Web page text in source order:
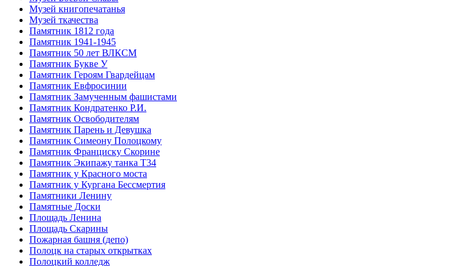
Музей книгопечатанья
Музей ткачества
Памятник 1812 года
Памятник 1941-1945
Памятник 50 лет ВЛКСМ
Памятник Букве У
Памятник Героям Гвардейцам
Памятник Евфросинии
Памятник Замученным фашистами
Памятник Кондратенко Р.И.
Памятник Освободителям
Памятник Парень и Девушка
Памятник Симеону Полоцкому
Памятник Франциску Скорине
Памятник Экипажу танка Т34
Памятник у Красного моста
Памятник у Кургана Бессмертия
Памятники Ленину
Памятные Доски
Площадь Ленина
Площадь Скарины
Пожарная башня (депо)
Полоцк на старых открытках
Полоцкий колледж